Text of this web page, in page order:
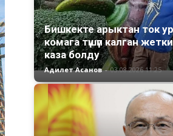
Бишкекте арыктан ток
комага түшүп калган
каза болду
Адилет Асанов - 03.08.2026 11:25